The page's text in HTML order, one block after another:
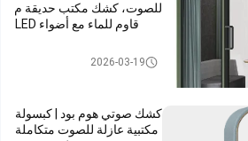
للصوت، كشك مكتب حديقة م
قاوم للماء مع أضواء LED
غطاء مكتب خارجي2026-03-19
كشك صوتي هوم بود | كبسولة
مكتبية عازلة للصوت متكاملة